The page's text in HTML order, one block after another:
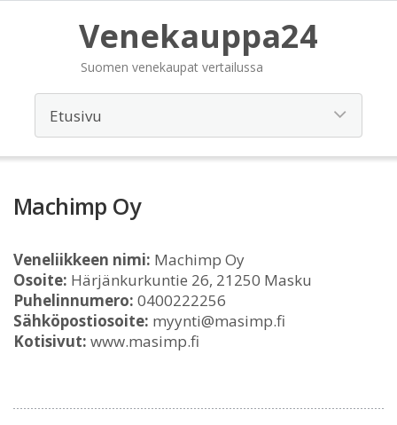
Venekauppa24
Suomen venekaupat vertailussa
Machimp Oy
Veneliikkeen nimi: Machimp Oy
Osoite: Härjänkurkuntie 26, 21250 Masku
Puhelinnumero: 0400222256
Sähköpostiosoite: myynti@masimp.fi
Kotisivut: www.masimp.fi